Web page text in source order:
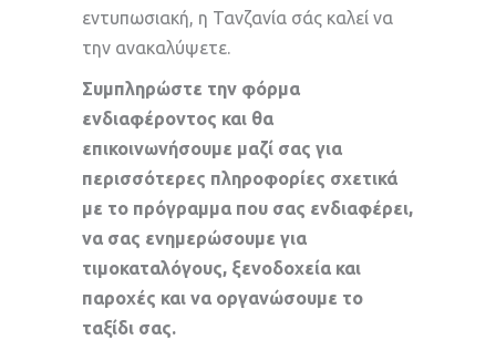
εντυπωσιακή, η Τανζανία σάς καλεί να
την ανακαλύψετε.
Συμπληρώστε την φόρμα
ενδιαφέροντος και θα
επικοινωνήσουμε μαζί σας για
περισσότερες πληροφορίες σχετικά
με το πρόγραμμα που σας ενδιαφέρει,
να σας ενημερώσουμε για
τιμοκαταλόγους, ξενοδοχεία και
παροχές και να οργανώσουμε το
ταξίδι σας.